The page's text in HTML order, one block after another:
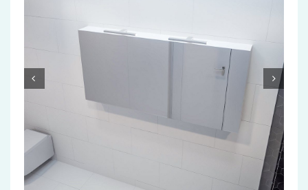
Installatiemateriaal
Klimaatbeheersing